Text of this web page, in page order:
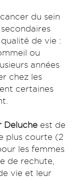
du sein
de vie :
ou
années
chez les
certaines
Deluche est de
plus courte (2
les femmes
de rechute,
vie et leur